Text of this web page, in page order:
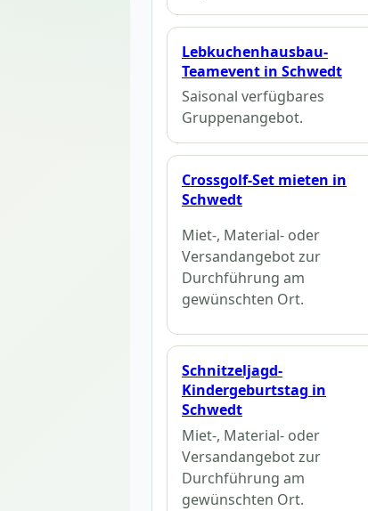
Lebkuchenhausbau-
Teamevent in Schwedt
Saisonal verfügbares
Gruppenangebot.
Crossgolf-Set mieten in
Schwedt
Miet-, Material- oder
Versandangebot zur
Durchführung am
gewünschten Ort.
Schnitzeljagd-
Kindergeburtstag in
Schwedt
Miet-, Material- oder
Versandangebot zur
Durchführung am
gewünschten Ort.